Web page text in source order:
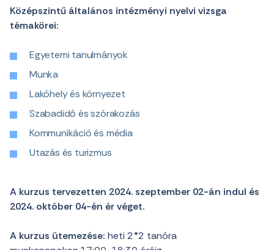
Középszintű általános intézményi nyelvi vizsga
témakörei:
Egyetemi tanulmányok
Munka
Lakóhely és környezet
Szabadidő és szórakozás
Kommunikáció és média
Utazás és turizmus
A kurzus tervezetten 2024. szeptember 02-án indul és
2024. október 04-én ér véget.
A kurzus ütemezése: heti 2*2 tanóra